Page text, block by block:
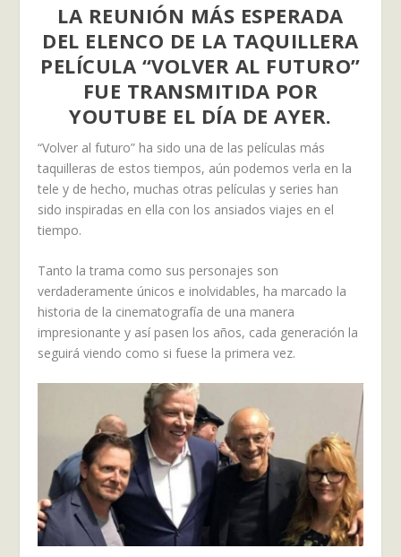
LA REUNIÓN MÁS ESPERADA
DEL ELENCO DE LA TAQUILLERA
PELÍCULA “VOLVER AL FUTURO”
FUE TRANSMITIDA POR
YOUTUBE EL DÍA DE AYER.
“Volver al futuro” ha sido una de las películas más
taquilleras de estos tiempos, aún podemos verla en la
tele y de hecho, muchas otras películas y series han
sido inspiradas en ella con los ansiados viajes en el
tiempo.
Tanto la trama como sus personajes son
verdaderamente únicos e inolvidables, ha marcado la
historia de la cinematografía de una manera
impresionante y así pasen los años, cada generación la
seguirá viendo como si fuese la primera vez.